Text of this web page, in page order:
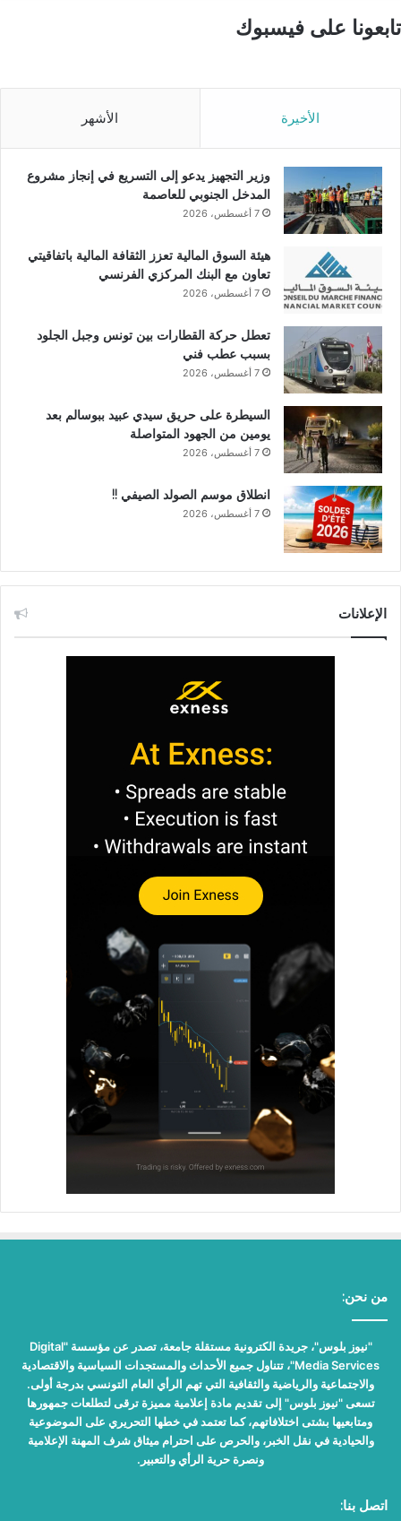
تابعونا على فيسبوك
الأخيرة الأشهر
وزير التجهيز يدعو إلى التسريع في إنجاز مشروع
المدخل الجنوبي للعاصمة
7 أغسطس، 2026
هيئة السوق المالية تعزز الثقافة المالية باتفاقيتي
تعاون مع البنك المركزي الفرنسي
7 أغسطس، 2026
تعطل حركة القطارات بين تونس وجبل الجلود
بسبب عطب فني
7 أغسطس، 2026
السيطرة على حريق سيدي عبيد ببوسالم بعد
يومين من الجهود المتواصلة
7 أغسطس، 2026
انطلاق موسم الصولد الصيفي !!
7 أغسطس، 2026
الإعلانات
من نحن:
"نيوز بلوس"، جريدة الكترونية مستقلة جامعة، تصدر عن مؤسسة "Digital
Media Services"، تتناول جميع الأحداث والمستجدات السياسية والاقتصادية
والاجتماعية والرياضية والثقافية التي تهم الرأي العام التونسي بدرجة أولى.
تسعى "نيوز بلوس" إلى تقديم مادة إعلامية مميزة ترقى لتطلعات جمهورها
ومتابعيها بشتى اختلافاتهم، كما تعتمد في خطها التحريري على الموضوعية
والحيادية في نقل الخبر، والحرص على احترام ميثاق شرف المهنة الإعلامية
ونصرة حرية الرأي والتعبير.
اتصل بنا: